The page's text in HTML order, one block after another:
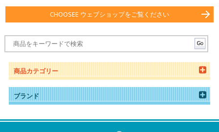
CHOOSEE ウェブショップをご覧ください
商品カテゴリー
ブランド